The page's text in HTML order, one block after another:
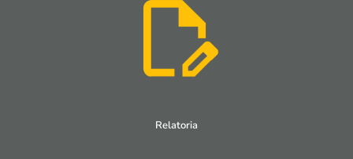
Relatoria